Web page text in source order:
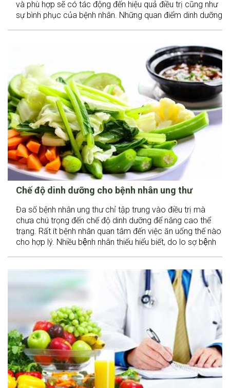
và phù hợp sẽ có tác động đến hiệu quả điều trị cũng như
sự bình phục của bệnh nhân. Những quan điểm dinh dưỡng
Chế độ dinh dưỡng cho bệnh nhân ung thư
Đa số bệnh nhân ung thư chỉ tập trung vào điều trị mà
chưa chú trọng đến chế độ dinh dưỡng để nâng cao thể
trạng. Rất ít bệnh nhân quan tâm đến việc ăn uống thế nào
cho hợp lý. Nhiều bệnh nhân thiếu hiểu biết, do lo sợ bệnh